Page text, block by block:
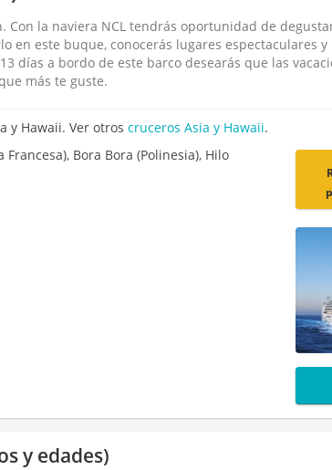
la naviera NCL tendrás oportunidad de
en este buque, conocerás lugares espectaculares
días a bordo de este barco desearás que las
más te guste.
y Hawaii. Ver otroscruceros Asia y Hawaii.
Bora Bora (Polinesia), Hilo
y edades)